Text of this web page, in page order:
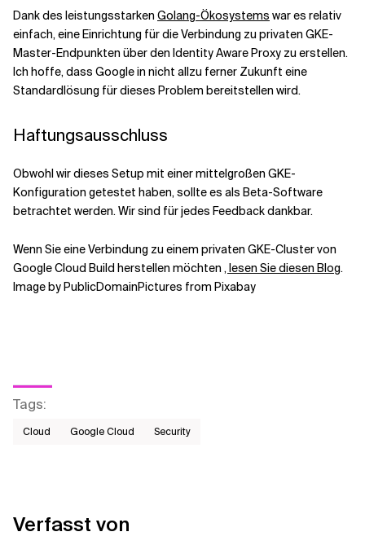
Dank des leistungsstarken Golang-Ökosystems war es relativ
einfach, eine Einrichtung für die Verbindung zu privaten GKE-
Master-Endpunkten über den Identity Aware Proxy zu erstellen.
Ich hoffe, dass Google in nicht allzu ferner Zukunft eine
Standardlösung für dieses Problem bereitstellen wird.
Haftungsausschluss
Obwohl wir dieses Setup mit einer mittelgroßen GKE-
Konfiguration getestet haben, sollte es als Beta-Software
betrachtet werden. Wir sind für jedes Feedback dankbar.
Wenn Sie eine Verbindung zu einem privaten GKE-Cluster von
Google Cloud Build herstellen möchten , lesen Sie diesen Blog.
Image by PublicDomainPictures from Pixabay
Tags:
Cloud Google Cloud Security
Verfasst von